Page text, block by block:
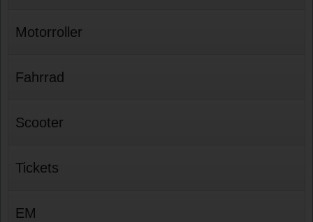
Motorroller
Fahrrad
Scooter
Tickets
EM